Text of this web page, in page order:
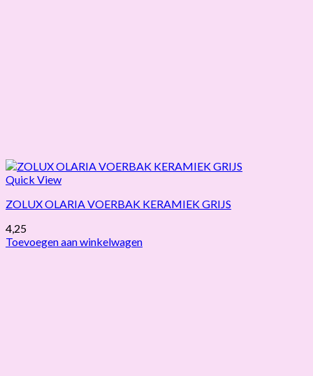
Quick View
ZOLUX OLARIA VOERBAK KERAMIEK GRIJS
4,25
Toevoegen aan winkelwagen